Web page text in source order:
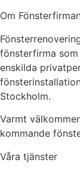
Om
fönsterfirma
enskilda
Stockholm.
Varmt
kommande
Våra tjänster